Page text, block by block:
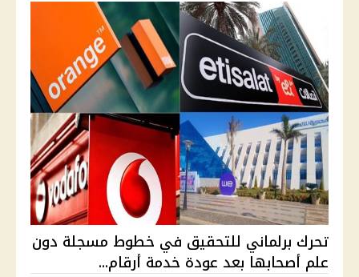
تحرك برلماني للتحقيق في خطوط مسجلة دون
علم أصحابها بعد عودة خدمة أرقام...